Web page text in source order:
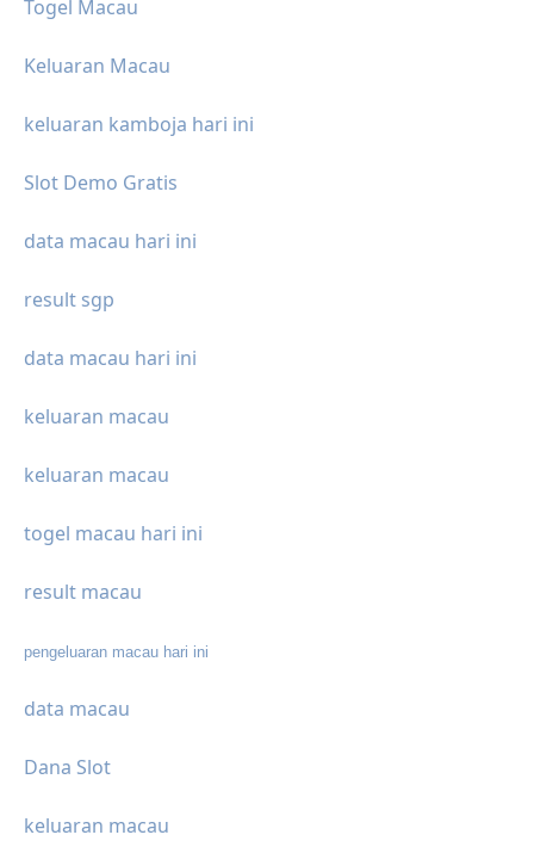
Togel Macau
Keluaran Macau
keluaran kamboja hari ini
Slot Demo Gratis
data macau hari ini
result sgp
data macau hari ini
keluaran macau
keluaran macau
togel macau hari ini
result macau
pengeluaran macau hari ini
data macau
Dana Slot
keluaran macau